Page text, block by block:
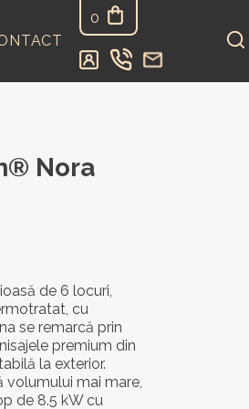
0
Nora
de 6 locuri,
cu
se remarcă prin
premium din
la exterior.
mai mare,
de 8.5 kW cu